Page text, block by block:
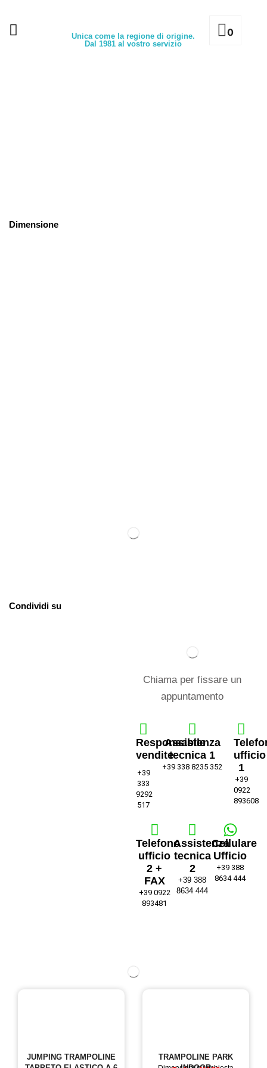
Unica come la regione di origine.
Dal 1981 al vostro servizio
0
Dimensione
Condividi su
Chiama per fissare un
appuntamento
Responsabile
vendite
+39
333
9292
517
Assistenza
tecnica 1
+39 338 8235 352
ufficio
1
+39
0922
893608
Telefono
ufficio
2 +
FAX
+39 0922
893481
Assistenza
tecnica
2
+39 388
8634 444
Cellulare
Ufficio
+39 388
8634 444
JUMPING TRAMPOLINE
TRAMPOLINE PARK